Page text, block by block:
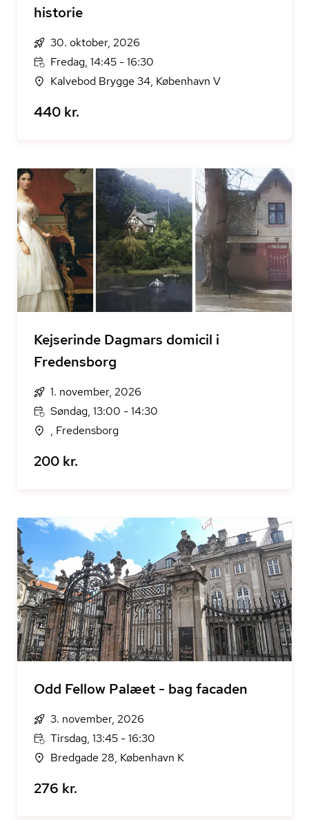
historie
30. oktober, 2026
Fredag, 14:45 - 16:30
Kalvebod Brygge 34, København V
440 kr.
Kejserinde Dagmars domicil i
Fredensborg
1. november, 2026
Søndag, 13:00 - 14:30
, Fredensborg
200 kr.
Odd Fellow Palæet - bag facaden
3. november, 2026
Tirsdag, 13:45 - 16:30
Bredgade 28, København K
276 kr.